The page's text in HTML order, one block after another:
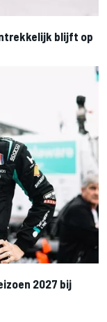
blijft op
2027 bij